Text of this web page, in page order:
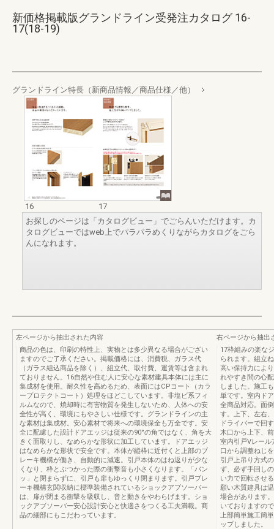
新価格掲載版グランドライン受発注カタログ 16-
17(18-19)
グランドライン特長（新商品情報／商品仕様／他）
16
17
お探しのページは「カタログビュー」でごらんいただけます。カ
タログビューではweb上でパラパラめくりながらカタログをごら
んになれます。
左ページから抽出された内容
商品の色は、印刷の特性上、実物とは多少異なる場合がござい
ますのでご了承ください。掲載価格には、消費税、ガラス代
（ガラス組込商品を除く）、組立代、取付費、運賃等は含まれ
ておりません。16自然や住む人に安心な素材建具本体には主に
集成材を使用。耐久性を高めるため、表面にはCPコート（カラ
ープロテクトコート）処理をほどこしています。非塩ビ系フィ
ルムなので、焼却時に有害物質を発生しないため、人体への安
全性が高く、環境にもやさしい仕様です。グランドラインの主
な素材は集成材。安心素材で将来への環境保全も万全です。安
全に配慮した設計ドアエッジは従来の90°の角ではなく、角を大
きく面取りし、なめらかな形状に加工しています。ドアエッジ
はなめらかな形状で安全です。本体が縦枠に近付くと上部のブ
レーキ機構が働き、自動的に減速。引戸本体のはね返りが少な
くなり、枠とぶつかった際の衝撃音も小さくなります。「バン
ッ」と閉まらずに、引戸も扉もゆっくり閉まります。引戸ブレ
ーキ機構玄関収納に標準装備されているショックアブソーバー
は、扉が閉まる衝撃を吸収し、音と動きをやわらげます。ショ
ックアブソーバー安心設計安心と快適さをつくる工夫満載。商
品の細部にもこだわっています。
右ページから抽出
17枠組みの楽な
られます。組立
高い保持力によ
れやすき間の心
しました。施工
単です。室内ド
全商品対応。面
す。上下、左右
ドライバーで回
木口から上下、
室内引戸Vレール
口から調整ねじ
引戸上吊り方式
ず、必ず手回し
い力で回転させ
願い木質建具は
場合があります
いておりますの
上部簡単施工簡
ップしました。